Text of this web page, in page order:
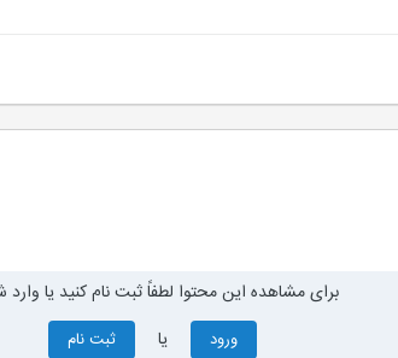
برای مشاهده این محتوا لطفاً ثبت نام کنید یا وارد
ورود یا ثبت نام